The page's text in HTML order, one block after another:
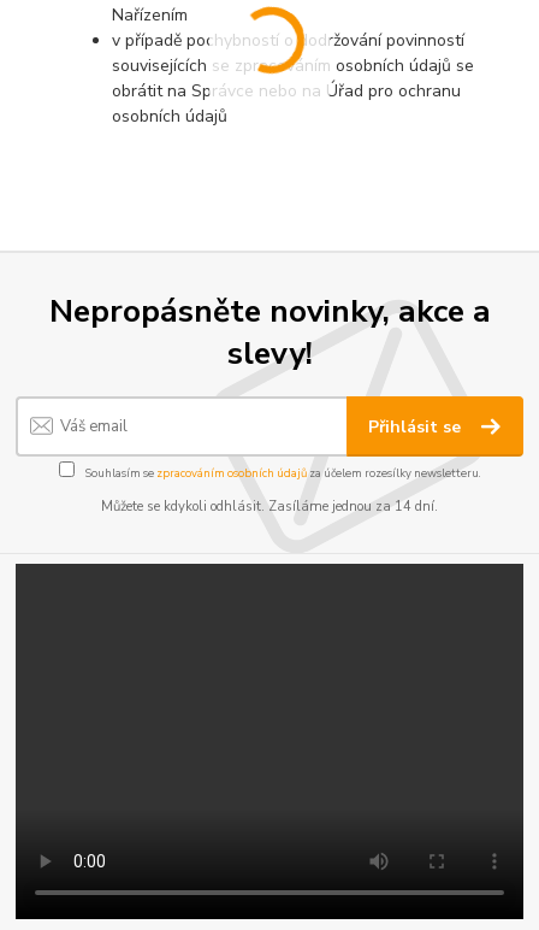
Nařízením
v případě pochybností o dodržování povinností
souvisejících se zpracováním osobních údajů se
obrátit na Správce nebo na Úřad pro ochranu
osobních údajů
Nepropásněte novinky, akce a
slevy!
Přihlásit se
Souhlasím se zpracováním osobních údajůza účelem rozesílky newsletteru.
Můžete se kdykoli odhlásit. Zasíláme jednou za 14 dní.